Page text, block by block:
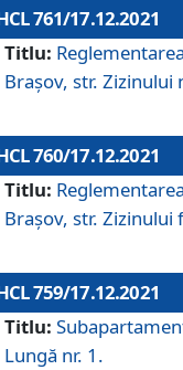
761/17.12.2021
Titlu:
Brașov, str. Zizinului
760/17.12.2021
Titlu:
Brașov, str. Zizinului
759/17.12.2021
Titlu:
Lungă nr. 1.